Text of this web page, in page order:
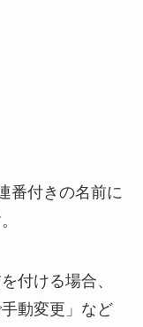
番付きの名前に
付ける場合、
動変更」など